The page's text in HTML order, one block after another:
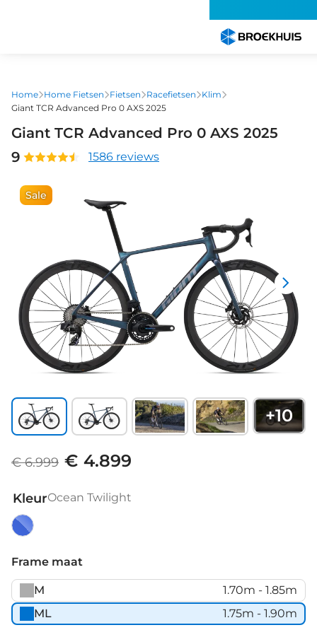
gaan
Home Home Fietsen Fietsen Racefietsen
Klim
Giant TCR Advanced Pro 0 AXS 2025
Giant TCR Advanced Pro 0 AXS 2025
9
1586 reviews
Sale
+10
€ 6.999 € 4.899
KleurOcean Twilight
Twilight
Frame maat
M
1.70m - 1.85m
ML
1.75m - 1.90m